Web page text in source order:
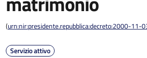
(urn:nir:presidente.repubblica:decreto:2000-11-
Servizio attivo